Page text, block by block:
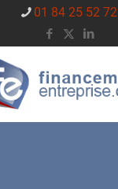
01 84 25 52 72